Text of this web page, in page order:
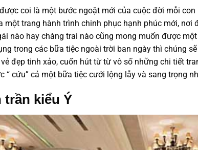
coi là một bước ngoặt mới của cuộc đời mỗi
một trang hành trình chinh phục hạnh phúc mới,
nào hay chàng trai nào cũng mong muốn được
trong các bữa tiệc ngoài trời ban ngày thì chúng
đẹp tinh xảo, cuốn hút từ từ vô số những chi tiết
“ cứu” cả một bữa tiệc cưới lộng lẫy và sang trọng
trần kiểu Ý